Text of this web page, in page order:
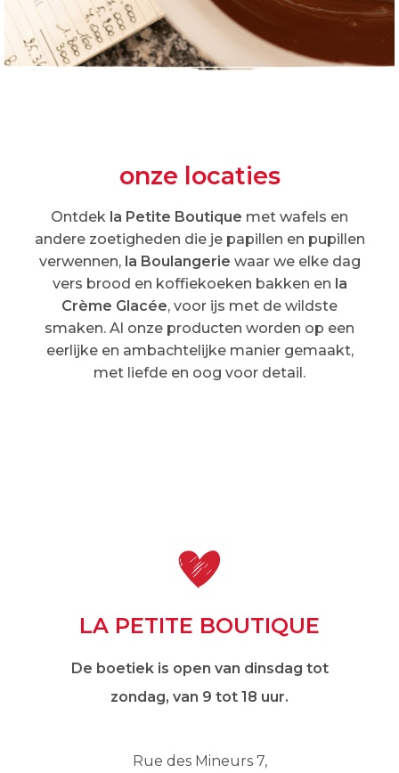
onze locaties
Ontdek la Petite Boutique met wafels en
andere zoetigheden die je papillen en pupillen
verwennen, la Boulangerie waar we elke dag
vers brood en koffiekoeken bakken en la
Crème Glacée, voor ijs met de wildste
smaken. Al onze producten worden op een
eerlijke en ambachtelijke manier gemaakt,
met liefde en oog voor detail.
LA PETITE BOUTIQUE
De boetiek is open van dinsdag tot
zondag, van 9 tot 18 uur.
Rue des Mineurs 7,